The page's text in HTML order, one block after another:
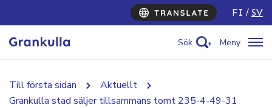
FI SV
Sök Meny
Till första sidan
Aktuellt
Grankulla stad säljer tillsammans tomt 235-4-49-31